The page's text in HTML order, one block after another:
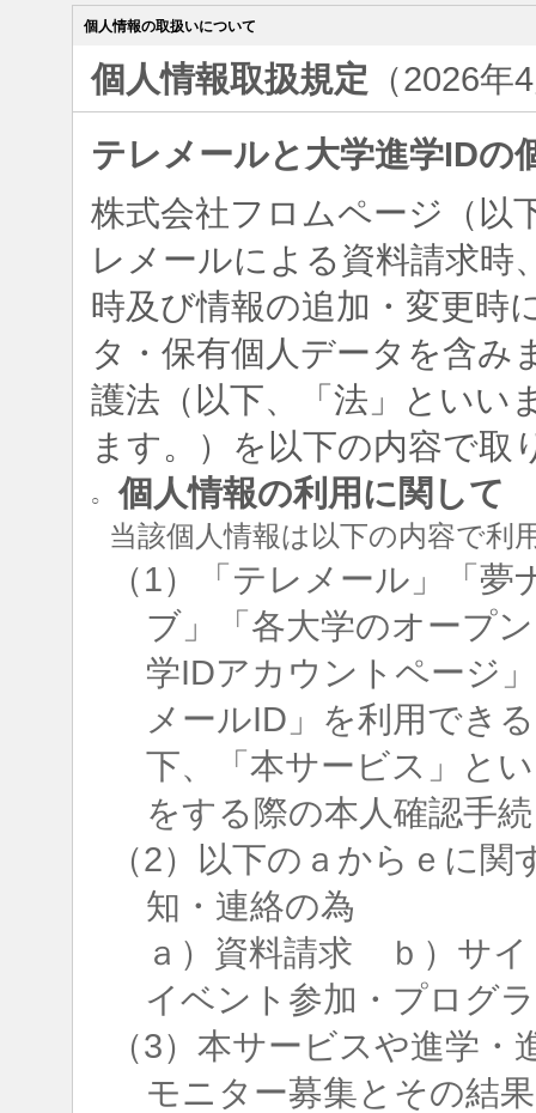
個人情報の取扱いについて
個人情報取扱規定 （2026
テレメールと大学進学IDの
株式会社フロムページ（以
レメールによる資料請求時
時及び情報の追加・変更時
タ・保有個人データを含み
護法（以下、「法」といい
ます。）を以下の内容で取
○ 個人情報の利用に関して
当該個人情報は以下の内容で利
（1）「テレメール」「
ブ」「各大学のオープ
学IDアカウントページ
メールID」を利用でき
下、「本サービス」と
をする際の本人確認手
（2）以下のａからｅに
知・連絡の為
ａ）資料請求 ｂ）サ
イベント参加・プログ
（3）本サービスや進学
モニター募集とその結